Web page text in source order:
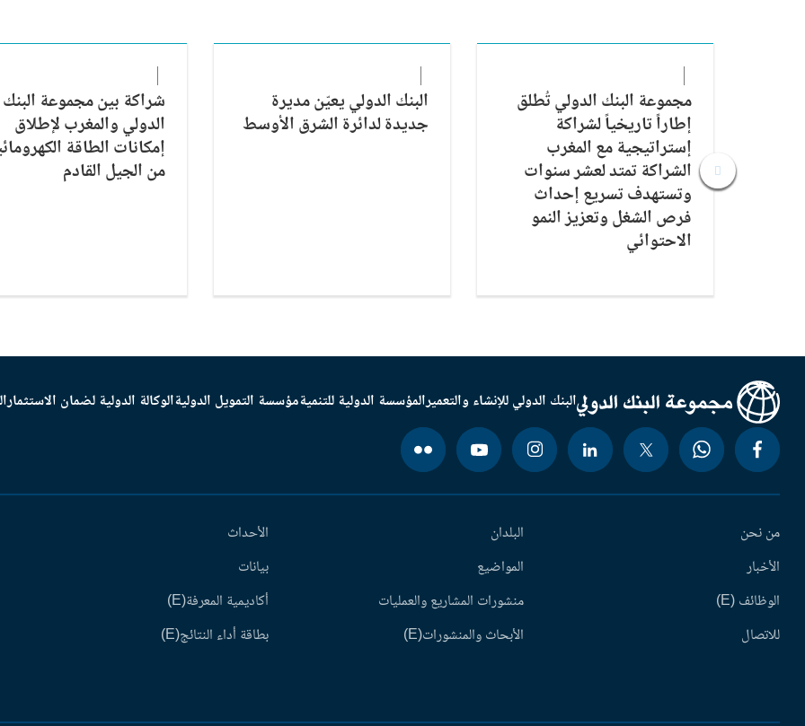
مجموعة البنك الدولي تُطلق
إطاراً تاريخياً لشراكة
إستراتيجية مع المغرب
الشراكة تمتد لعشر سنوات
وتستهدف تسريع إحداث
فرص الشغل وتعزيز النمو
الاحتوائي
البنك الدولي يعيّن مديرة
جديدة لدائرة الشرق الأوسط
شراكة بين مجموعة البنك
الدولي والمغرب لإطلاق
إمكانات الطاقة
من الجيل القادم
البنك الدولي للإنشاء والتعميرالمؤسسة الدولية للتنميةمؤسسة التمويل الدوليةالوكالة الدولية لضمان الاستثمار
من نحن
الأخبار
الوظائف (E)
للاتصال
البلدان
المواضيع
منشورات المشاريع والعمليات
الأبحاث والمنشورات(E)
الأحداث
بيانات
أكاديمية المعرفة(E)
بطاقة أداء النتائج(E)